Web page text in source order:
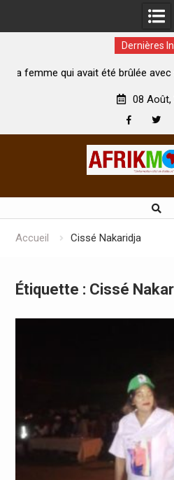
Dernières
brûlée avec son bébé par
08 Août,
Accueil Cissé Nakaridja
Étiquette : Cissé